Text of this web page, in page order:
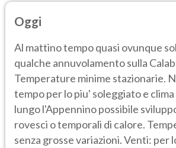
Oggi
Al mattino tempo quasi ovunque
qualche annuvolamento sulla
Temperature minime stazionarie.
tempo per lo piu' soleggiato e
lungo l'Appennino possibile
rovesci o temporali di calore.
senza grosse variazioni. Venti: per